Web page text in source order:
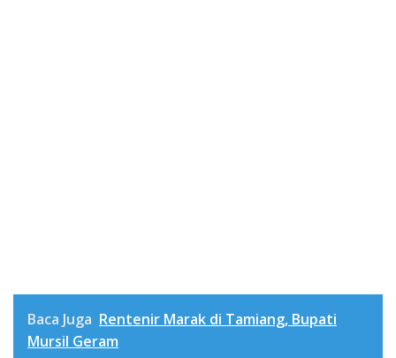
Baca Juga Rentenir Marak di Tamiang, Bupati
Mursil Geram